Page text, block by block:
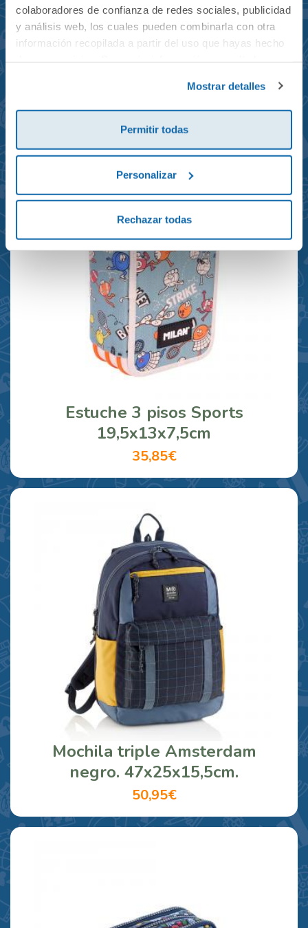
colaboradores de confianza de redes sociales, publicidad
y análisis web, los cuales pueden combinarla con otra
información recopilada a partir del uso que hayas hecho
Mostrar detalles
Permitir todas
Personalizar
Rechazar todas
reciclada 21x10x28cm
23,95€
Estuche 3 pisos Sports
19,5x13x7,5cm
35,85€
Mochila triple Amsterdam
negro. 47x25x15,5cm.
50,95€